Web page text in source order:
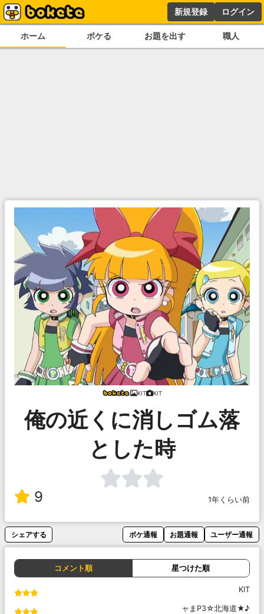
新規登録 ログイン
ホーム ボケる お題を出す 職人
KIT KIT
俺の近くに消しゴム落
とした時
9 1年くらい前
シェアする ボケ通報 お題通報 ユーザー通報
コメント順 星つけた順
KIT
ャまP3☆北海道★♪